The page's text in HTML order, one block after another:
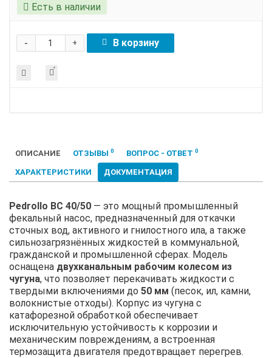
Есть в наличии
+
- В корзину
ОПИСАНИЕ ОТЗЫВЫ 0 ВОПРОС - ОТВЕТ 0
ХАРАКТЕРИСТИКИ ДОКУМЕНТАЦИЯ
Pedrollo BC 40/50 — это мощный промышленный
фекальный насос, предназначенный для откачки
сточных вод, активного и гнилостного ила, а также
сильнозагрязнённых жидкостей в коммунальной,
гражданской и промышленной сферах. Модель
оснащена двухканальным рабочим колесом из
чугуна, что позволяет перекачивать жидкости с
твердыми включениями до 50 мм (песок, ил, камни,
волокнистые отходы). Корпус из чугуна с
катафорезной обработкой обеспечивает
исключительную устойчивость к коррозии и
механическим повреждениям, а встроенная
термозащита двигателя предотвращает перегрев.